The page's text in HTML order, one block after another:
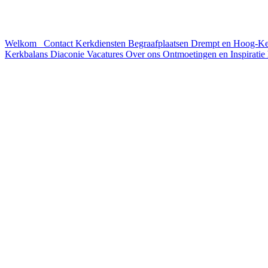
Welkom Contact Kerkdiensten Begraafplaatsen Drempt en Hoog-
Kerkbalans Diaconie Vacatures Over ons Ontmoetingen en Inspiratie